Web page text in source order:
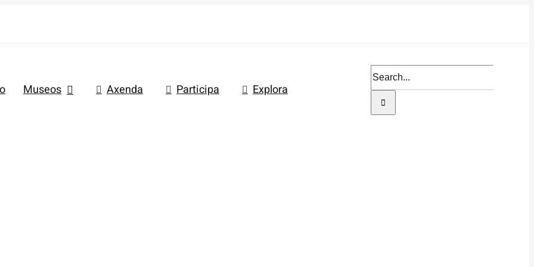
Museos Axenda Participa Explora
Search
for: